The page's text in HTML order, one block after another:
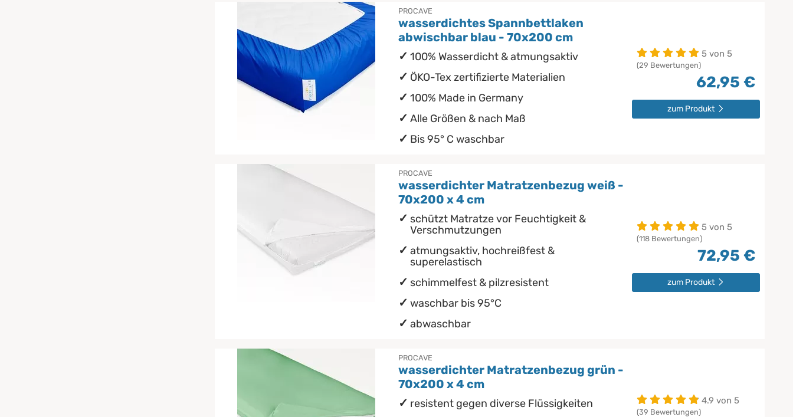
PROCAVE
wasserdichtes Spannbettlaken
abwischbar blau - 70x200 cm
100% Wasserdicht & atmungsaktiv
ÖKO-Tex zertifizierte Materialien
100% Made in Germany
Alle Größen & nach Maß
Bis 95° C waschbar
5 von 5
(29 Bewertungen)
62,95 €
zum Produkt
PROCAVE
wasserdichter Matratzenbezug weiß -
70x200 x 4 cm
schützt Matratze vor Feuchtigkeit &
Verschmutzungen
atmungsaktiv, hochreißfest &
superelastisch
schimmelfest & pilzresistent
waschbar bis 95°C
abwaschbar
5 von 5
(118 Bewertungen)
72,95 €
zum Produkt
PROCAVE
wasserdichter Matratzenbezug grün -
70x200 x 4 cm
resistent gegen diverse Flüssigkeiten
4.9 von 5
(39 Bewertungen)